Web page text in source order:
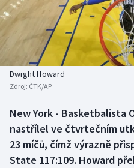
Americký fotbal
Baseball a softbal
Basketbal
Biatlon
Boby a skeleton
Box
NEPŘEHLÉDNĚTE
Soutěže
Historické návraty
Aplikace ČT sport
AZ kvíz
Dwight Howard
Zdroj: ČTK/AP
New York - Basketbalista
nastřílel ve čtvrtečním
23 míčů, čímž výrazně
State 117:109. Howard